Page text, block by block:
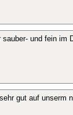
sauber- und fein im
gut auf unserm